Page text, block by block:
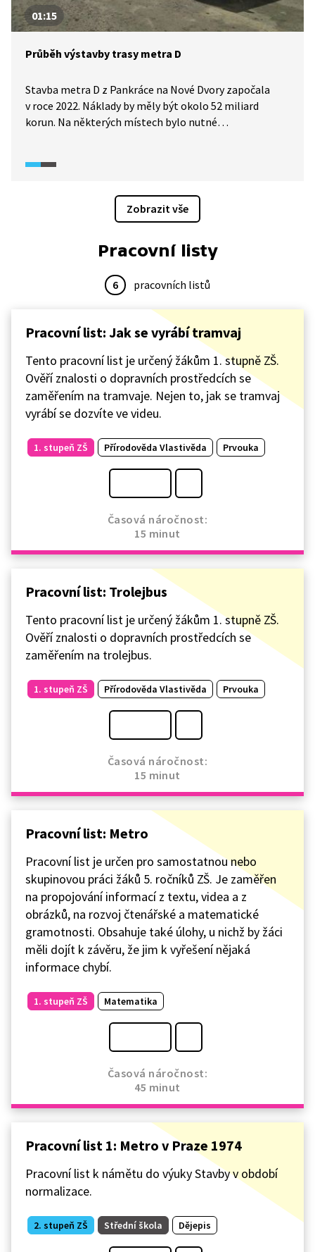
01:15
Průběh výstavby trasy metra D
Stavba metra D z Pankráce na Nové Dvory započala
v roce 2022. Náklady by měly být okolo 52 miliard
korun. Na některých místech bylo nutné
Zobrazit vše
Pracovní listy
6 pracovních listů
Pracovní list: Jak se vyrábí tramvaj
Tento pracovní list je určený žákům 1. stupně ZŠ.
Ověří znalosti o dopravních prostředcích se
zaměřením na tramvaje. Nejen to, jak se tramvaj
vyrábí se dozvíte ve videu.
1. stupeň ZŠ Přírodověda Vlastivěda Prvouka
Časová náročnost:
15 minut
Pracovní list: Trolejbus
Tento pracovní list je určený žákům 1. stupně ZŠ.
Ověří znalosti o dopravních prostředcích se
zaměřením na trolejbus.
1. stupeň ZŠ Přírodověda Vlastivěda Prvouka
Časová náročnost:
15 minut
Pracovní list: Metro
Pracovní list je určen pro samostatnou nebo
skupinovou práci žáků 5. ročníků ZŠ. Je zaměřen
na propojování informací z textu, videa a z
obrázků, na rozvoj čtenářské a matematické
gramotnosti. Obsahuje také úlohy, u nichž by žáci
měli dojít k závěru, že jim k vyřešení nějaká
informace chybí.
1. stupeň ZŠ Matematika
Časová náročnost:
45 minut
Pracovní list 1: Metro v Praze 1974
Pracovní list k námětu do výuky Stavby v období
normalizace.
2. stupeň ZŠ Střední škola Dějepis